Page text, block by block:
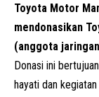
Toyota Motor
mendonasikan
(anggota
Donasi ini
hayati dan